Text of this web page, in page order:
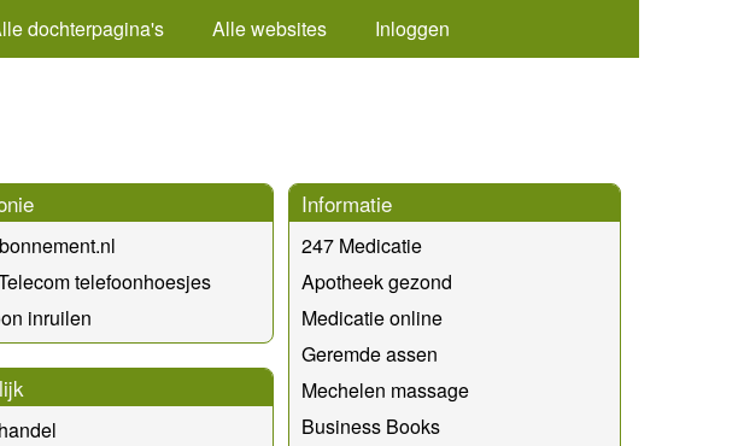
dochterpagina's Alle websites Inloggen
telefoonhoesjes
inruilen
Informatie
247 Medicatie
Apotheek gezond
Medicatie online
Geremde assen
Mechelen massage
Business Books